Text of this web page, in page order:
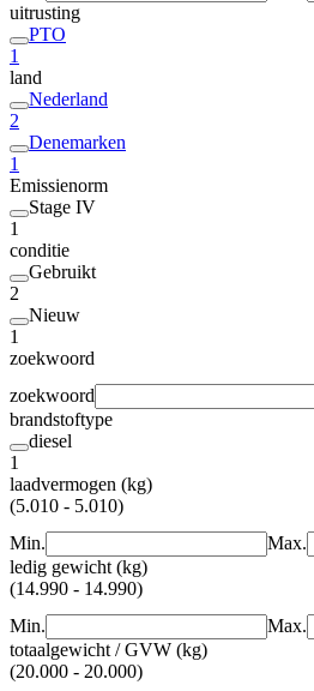
uitrusting
PTO
1
land
Nederland
2
Denemarken
1
Emissienorm
Stage IV
1
conditie
Gebruikt
2
Nieuw
1
zoekwoord
zoekwoord
brandstoftype
diesel
1
laadvermogen (kg)
(5.010 - 5.010)
Min.
Max.
ledig gewicht (kg)
(14.990 - 14.990)
Min.
Max.
totaalgewicht / GVW (kg)
(20.000 - 20.000)